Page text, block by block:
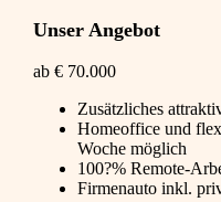
Unser Angebot
ab € 70.000
Zusätzliches
Homeoffice und
Woche möglich
100?% Remote-
Firmenauto inkl.